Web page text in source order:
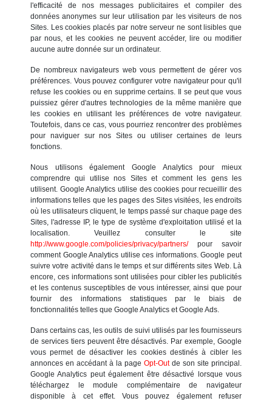
l'efficacité de nos messages publicitaires et compiler des
données anonymes sur leur utilisation par les visiteurs de nos
Sites. Les cookies placés par notre serveur ne sont lisibles que
par nous, et les cookies ne peuvent accéder, lire ou modifier
aucune autre donnée sur un ordinateur.
De nombreux navigateurs web vous permettent de gérer vos
préférences. Vous pouvez configurer votre navigateur pour qu'il
refuse les cookies ou en supprime certains. Il se peut que vous
puissiez gérer d'autres technologies de la même manière que
les cookies en utilisant les préférences de votre navigateur.
Toutefois, dans ce cas, vous pourriez rencontrer des problèmes
pour naviguer sur nos Sites ou utiliser certaines de leurs
fonctions.
Nous utilisons également Google Analytics pour mieux
comprendre qui utilise nos Sites et comment les gens les
utilisent. Google Analytics utilise des cookies pour recueillir des
informations telles que les pages des Sites visitées, les endroits
où les utilisateurs cliquent, le temps passé sur chaque page des
Sites, l'adresse IP, le type de système d'exploitation utilisé et la
localisation. Veuillez consulter le site
http://www.google.com/policies/privacy/partners/pour savoir
comment Google Analytics utilise ces informations. Google peut
suivre votre activité dans le temps et sur différents sites Web. Là
encore, ces informations sont utilisées pour cibler les publicités
et les contenus susceptibles de vous intéresser, ainsi que pour
fournir des informations statistiques par le biais de
fonctionnalités telles que Google Analytics et Google Ads.
Dans certains cas, les outils de suivi utilisés par les fournisseurs
de services tiers peuvent être désactivés. Par exemple, Google
vous permet de désactiver les cookies destinés à cibler les
annonces en accédant à la page Opt-Outde son site principal.
Google Analytics peut également être désactivé lorsque vous
téléchargez le module complémentaire de navigateur
disponible à cet effet. Vous pouvez également refuser